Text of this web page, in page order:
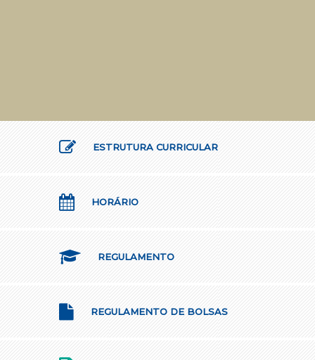
ESTRUTURA CURRICULAR
HORÁRIO
REGULAMENTO
REGULAMENTO DE BOLSAS